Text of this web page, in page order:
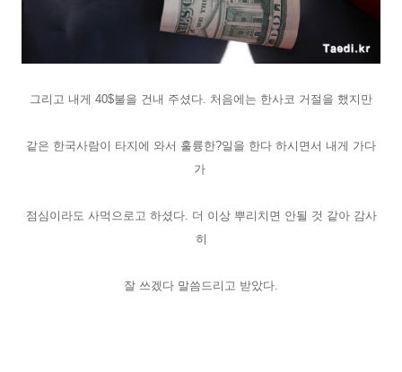
그리고 내게 40$불을 건내 주셨다. 처음에는 한사코 거절을 했지만
같은 한국사람이 타지에 와서 훌륭한?일을 한다 하시면서 내게 가다
가
점심이라도 사먹으로고 하셨다. 더 이상 뿌리치면 안될 것 같아 감사
히
잘 쓰겠다 말씀드리고 받았다.